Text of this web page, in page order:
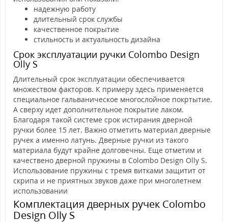
надежную работу
длительный срок службы
качественное покрытие
стильность и актуальность дизайна
Срок эксплуатации ручки Colombo Design
Olly S
Длительный срок эксплуатации обеспечивается
множеством факторов. К примеру здесь применяется
специальное гальваническое многослойное покртытие.
А сверху идет дополнительное покрытие лаком.
Благодаря такой системе срок истирания дверной
ручки более 15 лет. Важно отметить материал дверные
ручек а именно латунь. Дверные ручки из такого
материала будут крайне долговечны. Еще отметим и
качествено дверной пружины в Colombo Design Olly S.
Использование пружины с тремя витками защитит от
скрипа и не приятных звуков даже при многолетнем
использовании
Комплектация дверных ручек Colombo
Design Olly S